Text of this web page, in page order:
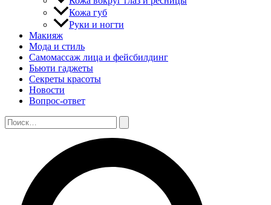
Кожа губ
Руки и ногти
Макияж
Мода и стиль
Самомассаж лица и фейсбилдинг
Бьюти гаджеты
Секреты красоты
Новости
Вопрос-ответ
Поиск: